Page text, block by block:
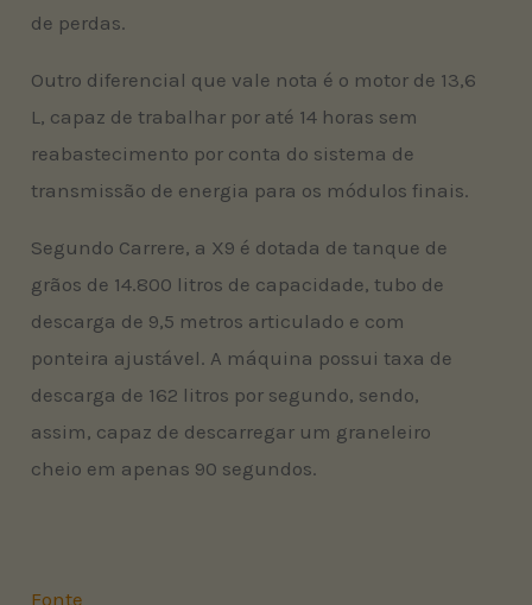
de perdas.
Outro diferencial que vale nota é o motor de 13,6
L, capaz de trabalhar por até 14 horas sem
reabastecimento por conta do sistema de
transmissão de energia para os módulos finais.
Segundo Carrere, a X9 é dotada de tanque de
grãos de 14.800 litros de capacidade, tubo de
descarga de 9,5 metros articulado e com
ponteira ajustável. A máquina possui taxa de
descarga de 162 litros por segundo, sendo,
assim, capaz de descarregar um graneleiro
cheio em apenas 90 segundos.
Fonte